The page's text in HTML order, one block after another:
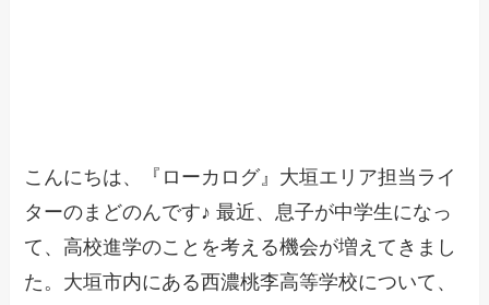
こんにちは、『ローカログ』大垣エリア担当ライ
ターのまどのんです♪ 最近、息子が中学生になっ
て、高校進学のことを考える機会が増えてきまし
た。大垣市内にある西濃桃李高等学校について、